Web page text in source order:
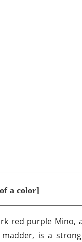
a color]
red purple Mino,
is a